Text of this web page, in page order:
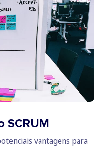
SCRUM
vantagens para